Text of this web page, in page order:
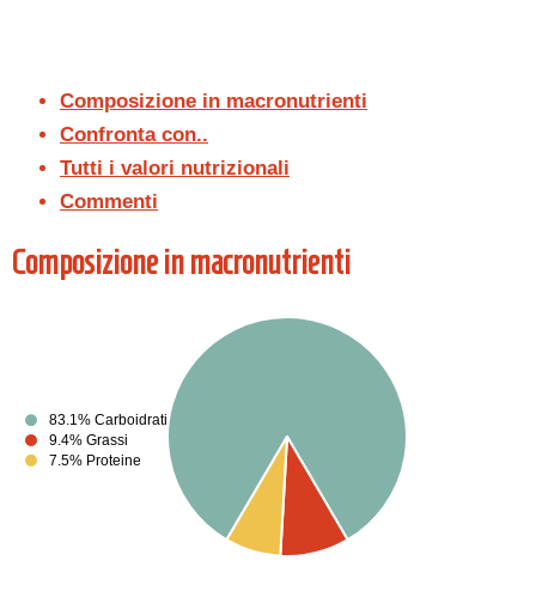
Composizione in macronutrienti
Confronta con..
Tutti i valori nutrizionali
Commenti
Composizione in macronutrienti
83.1% Carboidrati
9.4% Grassi
7.5% Proteine